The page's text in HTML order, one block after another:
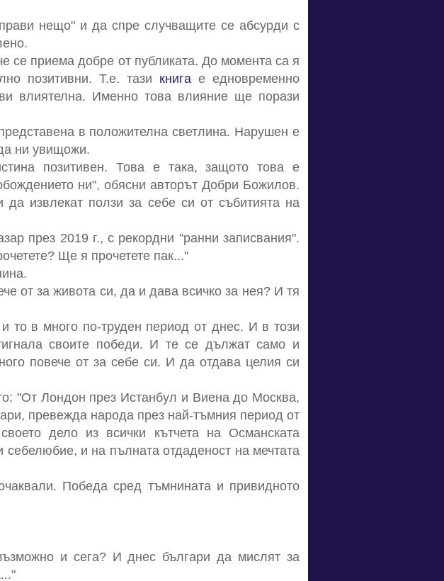
нещо" и да спре случващите се абсурди с
се приема добре от публиката. До момента са я
позитивни. Т.е. тази книгае едновременно
влиятелна. Именно това влияние ще порази
в положителна светлина. Нарушен е
ни увищожи.
позитивен. Това е така, защото това е
ни", обясни авторът Добри Божилов.
извлекат ползи за себе си от събитията на
през 2019 г., с рекордни "ранни записвания".
Ще я прочетете пак..."
от за живота си, да и дава всичко за нея? И тя
то в много по-труден период от днес. И в този
своите победи. И те се дължат само и
повече от за себе си. И да отдава целия си
"От Лондон през Истанбул и Виена до Москва,
превежда народа през най-тъмния период от
дело из всички кътчета на Османската
и на пълната отдаденост на мечтата
Победа сред тъмнината и привидното
и сега? И днес българи да мислят за